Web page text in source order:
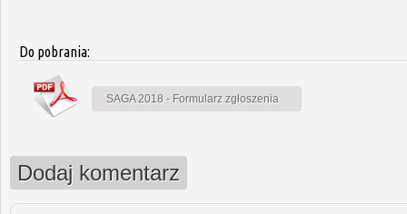
Do pobrania:
SAGA 2018 - Formularz zgłoszenia
Dodaj komentarz